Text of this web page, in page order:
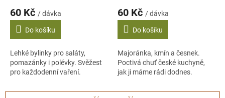
60 Kč / dávka
Do košíku
Lehké bylinky pro saláty,
pomazánky i polévky. Svěžest
pro každodenní vaření.
60 Kč / dávka
Do košíku
Majoránka, kmín a česnek.
Poctivá chuť české kuchyně,
jak ji máme rádi dodnes.